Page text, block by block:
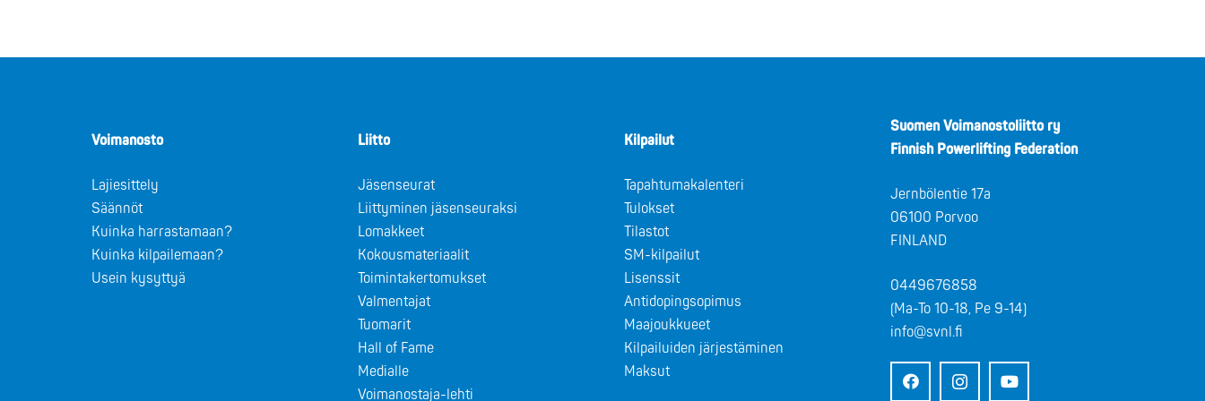
Voimanosto
Lajiesittely
Säännöt
Kuinka harrastamaan?
Kuinka kilpailemaan?
Usein kysyttyä
Liitto
Jäsenseurat
Liittyminen jäsenseuraksi
Lomakkeet
Kokousmateriaalit
Toimintakertomukset
Valmentajat
Tuomarit
Hall of Fame
Medialle
Voimanostaja-lehti
Kilpailut
Tapahtumakalenteri
Tulokset
Tilastot
SM-kilpailut
Lisenssit
Antidopingsopimus
Maajoukkueet
Kilpailuiden järjestäminen
Maksut
Suomen Voimanostoliitto ry
Finnish Powerlifting Federation
Jernbölentie 17a
06100 Porvoo
FINLAND
0449676858
(Ma-To 10-18, Pe 9-14)
info@svnl.fi